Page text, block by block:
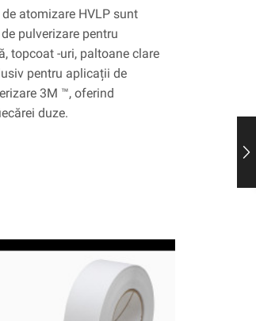
atomizare HVLP sunt
pulverizare pentru
topcoat -uri, paltoane clare
pentru aplicații de
3M ™, oferind
duze.